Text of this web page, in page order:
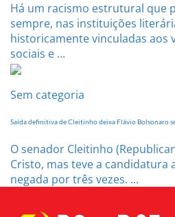
Há um racismo estrutural que
sempre, nas instituições
historicamente vinculadas aos
sociais e ...
Sem categoria
Saída definitiva de Cleitinho deixa Flávio Bolsonaro
O senador Cleitinho
Cristo, mas teve a candidatura
negada por três vezes. ...